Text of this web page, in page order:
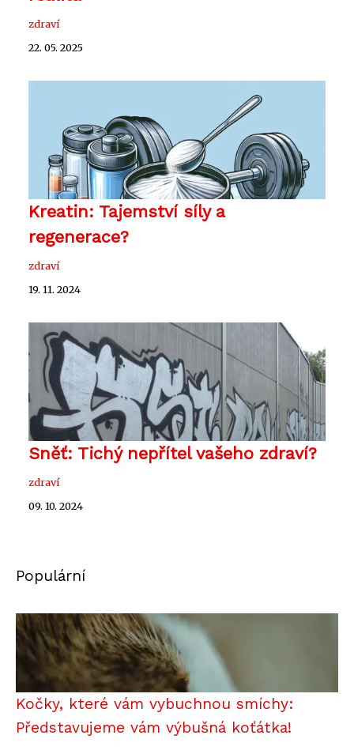
zdraví
22. 05. 2025
Kreatin: Tajemství síly a
regenerace?
zdraví
19. 11. 2024
Sněť: Tichý nepřítel vašeho zdraví?
zdraví
09. 10. 2024
Populární
Kočky, které vám vybuchnou smíchy:
Představujeme vám výbušná koťátka!